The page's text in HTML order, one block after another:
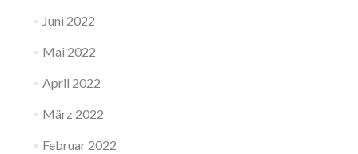
Juni 2022
Mai 2022
April 2022
März 2022
Februar 2022